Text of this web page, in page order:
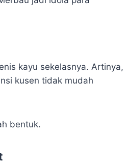
kayu sekelasnya. Artinya,
kusen tidak mudah
bentuk.